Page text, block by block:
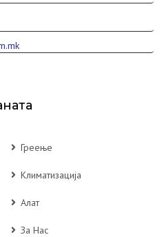
Греење
Климатизација
Алат
За Нас